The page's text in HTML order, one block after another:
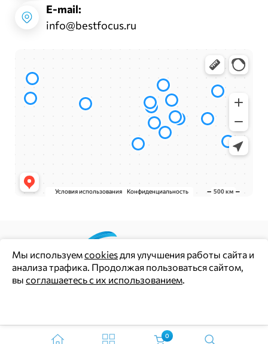
E-mail:
info@bestfocus.ru
Цены и информация на сайте носят информационный
характер и не являются публичной офертой (ст. 437 ГК РФ)
0
Мы используемcookies для улучшения работы сайта и
анализа трафика. Продолжая пользоваться сайтом,
вы соглашаетесь с их использованием.